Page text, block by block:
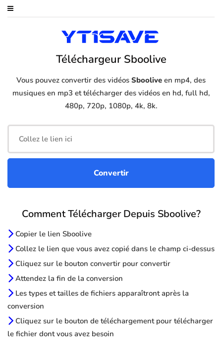
Téléchargeur Sboolive
Vous pouvez convertir des vidéos Sboolive en mp4, des
musiques en mp3 et télécharger des vidéos en hd, full hd,
480p, 720p, 1080p, 4k, 8k.
Comment Télécharger Depuis Sboolive?
Copier le lien Sboolive
Collez le lien que vous avez copié dans le champ ci-dessus
Cliquez sur le bouton convertir pour convertir
Attendez la fin de la conversion
Les types et tailles de fichiers apparaîtront après la
conversion
Cliquez sur le bouton de téléchargement pour télécharger
le fichier dont vous avez besoin